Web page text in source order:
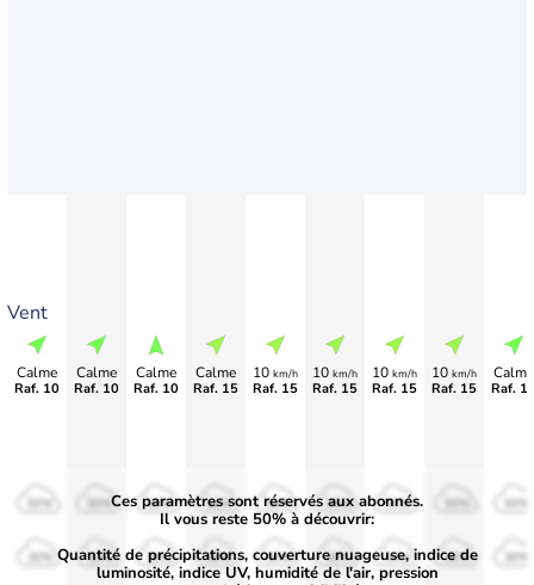
Vent
Calme
Raf. 10
Calme
Raf. 10
Calme
Raf. 10
Calme
Raf. 15
10 km/h
Raf. 15
10 km/h
Raf. 15
10 km/h
Raf. 15
10 km/h
Raf. 15
Calme
Raf.
50%
30%
50%
30%
50%
30%
50%
30%
50%
30%
50%
30%
50%
30% 30% 30%
Ces paramètres sont réservés aux abonnés.
Il vous reste 50% à découvrir:
Quantité de précipitations, couverture nuageuse, indice de
luminosité, indice UV, humidité de l'air, pression